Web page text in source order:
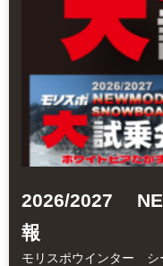
2026/2027
報
モリスポウインター シ